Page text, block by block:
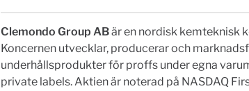
Clemondo Group ABär en nordisk kemteknisk
Koncernen utvecklar, producerar och
underhållsprodukter för proffs under egna
private labels. Aktien är noterad på NASDAQ